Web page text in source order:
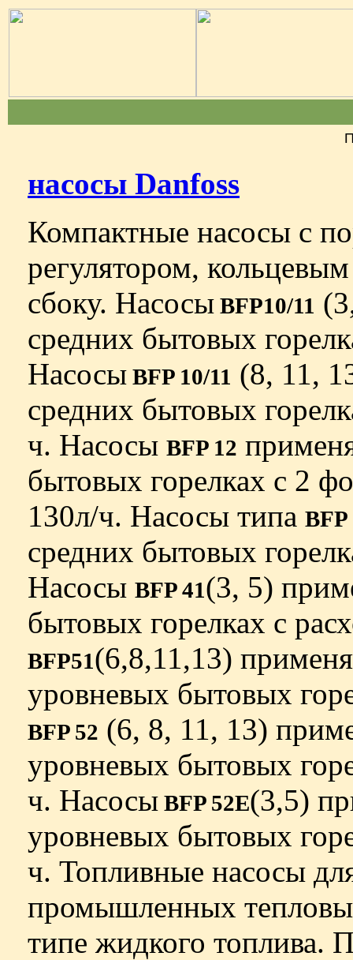
насосы Danfoss
Компактные насосы с
регулятором,
сбоку. Насосы BFP10/11
средних бытовых
Насосы BFP 10/11 (8, 11,
средних бытовых
ч. Насосы BFP 12
бытовых горелках с 2
130л/ч. Насосы типа BFP
средних бытовых
Насосы BFP 41(3, 5)
бытовых горелках с
BFP51(6,8,11,13)
уровневых быто­вых
BFP 52 (6, 8, 11, 13)
уровневых бытовых
ч. Насосы BFP 52E(3,5)
уровневых бытовых
ч. Топливные насосы
промышленных
типе жидкого топлива.